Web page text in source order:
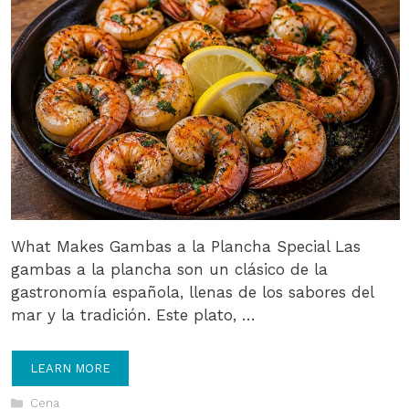
What Makes Gambas a la Plancha Special Las
gambas a la plancha son un clásico de la
gastronomía española, llenas de los sabores del
mar y la tradición. Este plato, …
LEARN MORE
Categories
Cena